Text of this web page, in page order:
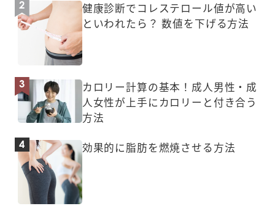
健康診断でコレステロール値が高い
といわれたら？ 数値を下げる方法
カロリー計算の基本！成人男性・成
人女性が上手にカロリーと付き合う
方法
効果的に脂肪を燃焼させる方法